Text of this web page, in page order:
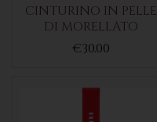
CINTURINO IN PELLE
DI MORELLATO
€30.00